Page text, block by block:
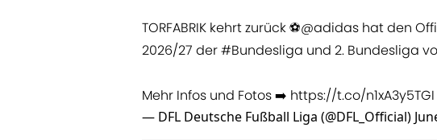
TORFABRIK kehrt zurück ⚽️@adidas hat den
2026/27 der#Bundesliga und 2. Bundesliga
Mehr Infos und Fotos ➡️ https://t.co/n1xA3y5TGI
— DFL Deutsche Fußball Liga (@DFL_Official)